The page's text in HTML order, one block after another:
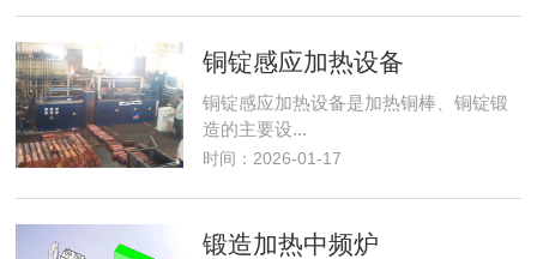
铜锭感应加热设备
铜锭感应加热设备是加热铜棒、铜锭锻
造的主要设...
时间：2026-01-17
锻造加热中频炉